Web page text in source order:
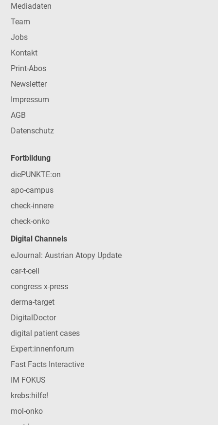
Mediadaten
Team
Jobs
Kontakt
Print-Abos
Newsletter
Impressum
AGB
Datenschutz
Fortbildung
diePUNKTE:on
apo-campus
check-innere
check-onko
Digital Channels
eJournal: Austrian Atopy Update
car-t-cell
congress x-press
derma-target
DigitalDoctor
digital patient cases
Expert:innenforum
Fast Facts Interactive
IM FOKUS
krebs:hilfe!
mol-onko